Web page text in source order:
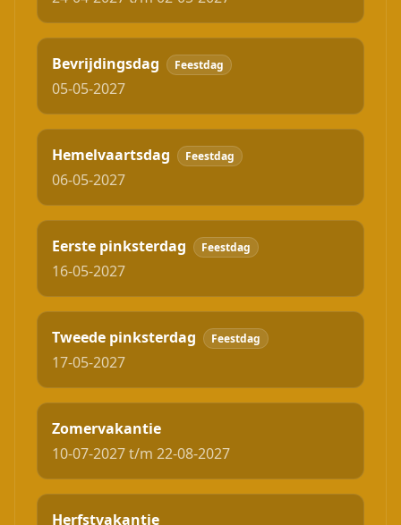
Bevrijdingsdag Feestdag
05-05-2027
Hemelvaartsdag Feestdag
06-05-2027
Eerste pinksterdag Feestdag
16-05-2027
Tweede pinksterdag Feestdag
17-05-2027
Zomervakantie
10-07-2027 t/m 22-08-2027
Herfstvakantie